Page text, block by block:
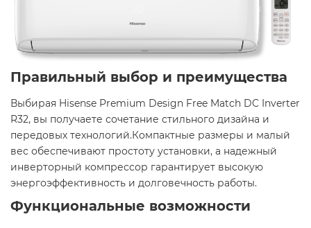
Правильный выбор и преимущества
Выбирая Hisense Premium Design Free Match DC Inverter
R32, вы получаете сочетание стильного дизайна и
передовых технологий.Компактные размеры и малый
вес обеспечивают простоту установки, а надежный
инверторный компрессор гарантирует высокую
энергоэффективность и долговечность работы. ​
Функциональные возможности